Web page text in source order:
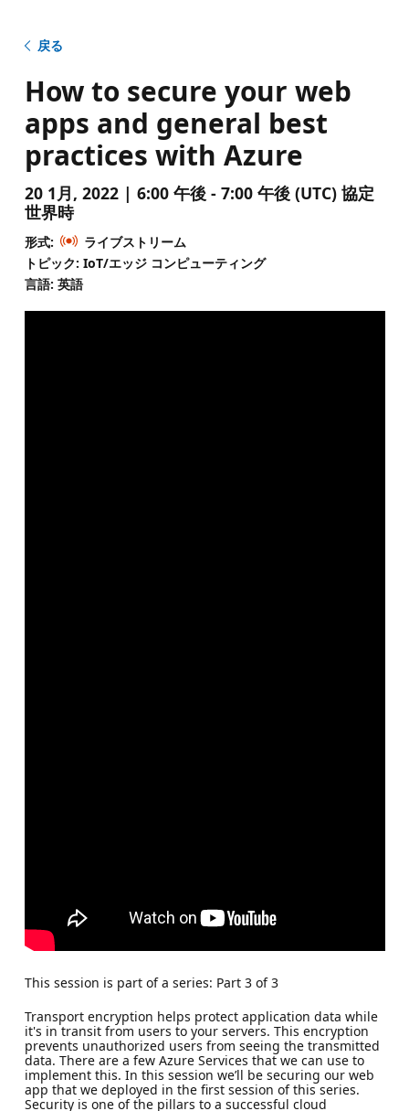
戻る
How to secure your web
apps and general best
practices with Azure
20 1月, 2022 | 6:00 午後 - 7:00 午後 (UTC) 協定
世界時
形式:
ライブストリーム
トピック: IoT/エッジ コンピューティング
言語: 英語
This session is part of a series: Part 3 of 3
Transport encryption helps protect application data while
it's in transit from users to your servers. This encryption
prevents unauthorized users from seeing the transmitted
data. There are a few Azure Services that we can use to
implement this. In this session we’ll be securing our web
app that we deployed in the first session of this series.
Security is one of the pillars to a successful cloud